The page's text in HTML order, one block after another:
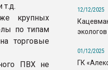
т.д.
крупных
по типам
торговые
ПВХ не
12/12/2025
01/12/2025
ГК